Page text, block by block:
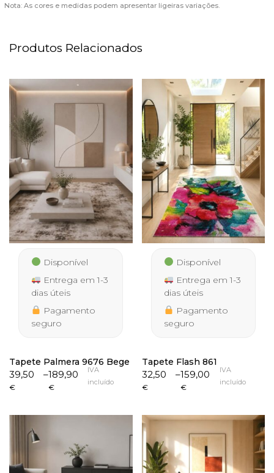
Nota: As cores e medidas podem apresentar ligeiras variações.
Produtos Relacionados
Disponível
Entrega em 1-3
dias úteis
Pagamento
seguro
Tapete Palmera 9676 Bege
39,50
€
–189,90
€
Price
range:
IVA
incluído
Disponível
Entrega em 1-3
dias úteis
Pagamento
seguro
Tapete Flash 861
32,50
€
–159,00
€
Price
range:
159,00 €
IVA
incluído